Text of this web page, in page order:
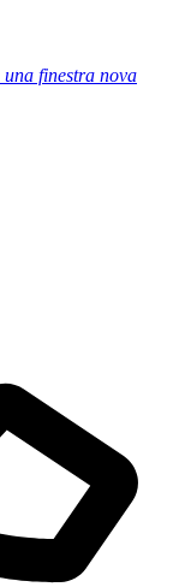
una finestra nova